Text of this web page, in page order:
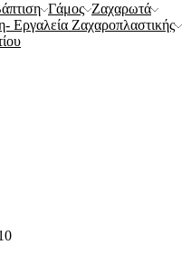
Γάμος Ζαχαρωτά
Εργαλεία Ζαχαροπλαστικής